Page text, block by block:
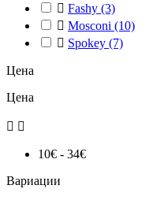
 Fashy (3)
 Mosconi (10)
 Spokey (7)
Цена
Цена
 
10€ - 34€
Вариации